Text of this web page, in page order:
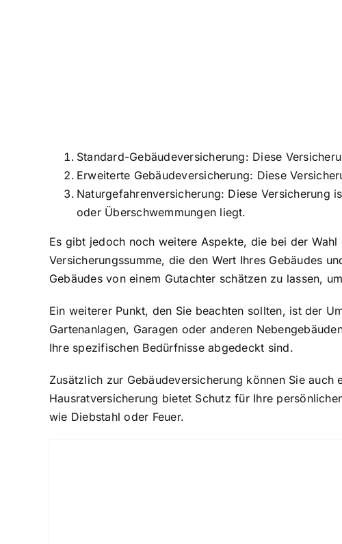
Standard-Gebäudeversicherung: Diese
Erweiterte Gebäudeversicherung: Diese
Naturgefahrenversicherung: Diese Versicherung
oder Überschwemmungen liegt.
Es gibt jedoch noch weitere Aspekte, die bei der
Versicherungssumme, die den Wert Ihres Gebäudes
Gebäudes von einem Gutachter schätzen zu lassen,
Ein weiterer Punkt, den Sie beachten sollten, ist der
Gartenanlagen, Garagen oder anderen
Ihre spezifischen Bedürfnisse abgedeckt sind.
Zusätzlich zur Gebäudeversicherung können Sie
Hausratversicherung bietet Schutz für Ihre
wie Diebstahl oder Feuer.